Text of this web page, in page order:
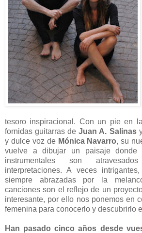
tesoro inspiracional. Con un pie en
fornidas guitarras deJuan A. Salinasy
y dulce voz de Mónica Navarro, su
vuelve a dibujar un paisaje donde
instrumentales son
interpretaciones. A veces
siempre abrazadas por la
canciones son el reflejo de un
interesante, por ello nos ponemos en
femenina para conocerlo y descubrirlo
Han pasado cinco años desde